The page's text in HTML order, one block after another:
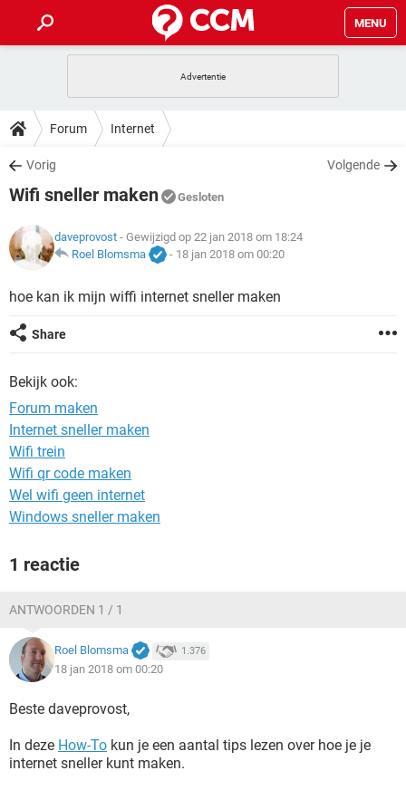
MENU
INSTAGRAM
NETFLIX
GRATIS SNAPCHAT
TIKTOK
HOW-TO
VIDEOBELLEN
GRATIS SNAPCHAT
DOWNLOADS
VIDEOBELLEN GAMES
INSTAGRAM
NETFLIX CORONAVIRUS
GRATIS SNAPCHAT
VIDEOBELLEN GAMES
NETFLIX CORONAVIRUS
GRATIS
ARTIKELEN
VIDEOBELLEN GAMES
GRATIS
TIKTOK
Forum Internet
Vorig Volgende
Wifi sneller maken Gesloten
daveprovost - Gewijzigd op 22 jan 2018 om 18:24
Roel Blomsma
- 18 jan 2018 om 00:20
hoe kan ik mijn wiffi internet sneller maken
Share
Bekijk ook:
Forum maken
Internet sneller maken
Wifi trein
Wifi qr code maken
Wel wifi geen internet
Windows sneller maken
1 reactie
ANTWOORDEN 1 / 1
Roel Blomsma 1.376
18 jan 2018 om 00:20
Beste daveprovost,
In deze How-To kun je een aantal tips lezen over hoe je je
internet sneller kunt maken.